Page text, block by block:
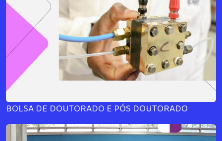
BOLSA DE DOUTORADO E PÓS DOUTORADO